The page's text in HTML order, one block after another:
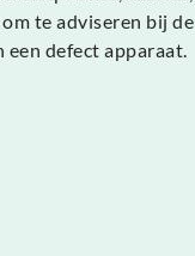
te adviseren bij de
defect apparaat.